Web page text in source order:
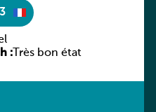
:Très bon état